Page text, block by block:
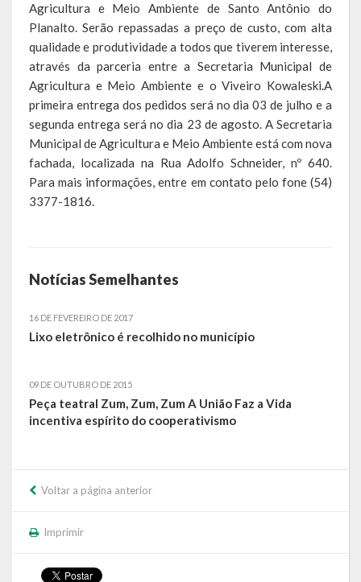
Estrutura e Competências
Educação e Cultura
Obras e Viação
Saúde e Assistência Social
Desenvolvimento, Indústria, Comércio, Turismo, Trânsito e
Serviços Urbanos
Cultura e Turismo
Galeria de Fotos
Publicações
Planos
Contas Públicas
Prestação de Contas
Agricultura e Meio Ambiente de Santo Antônio do
Planalto. Serão repassadas a preço de custo, com alta
qualidade e produtividade a todos que tiverem interesse,
através da parceria entre a Secretaria Municipal de
Agricultura e Meio Ambiente e o Viveiro Kowaleski.A
primeira entrega dos pedidos será no dia 03 de julho e a
segunda entrega será no dia 23 de agosto. A Secretaria
Municipal de Agricultura e Meio Ambiente está com nova
fachada, localizada na Rua Adolfo Schneider, nº 640.
Para mais informações, entre em contato pelo fone (54)
3377-1816.
Notícias Semelhantes
16 DE FEVEREIRO DE 2017
Lixo eletrônico é recolhido no município
09 DE OUTUBRO DE 2015
Peça teatral Zum, Zum, Zum A União Faz a Vida
incentiva espírito do cooperativismo
Voltar a página anterior
Imprimir